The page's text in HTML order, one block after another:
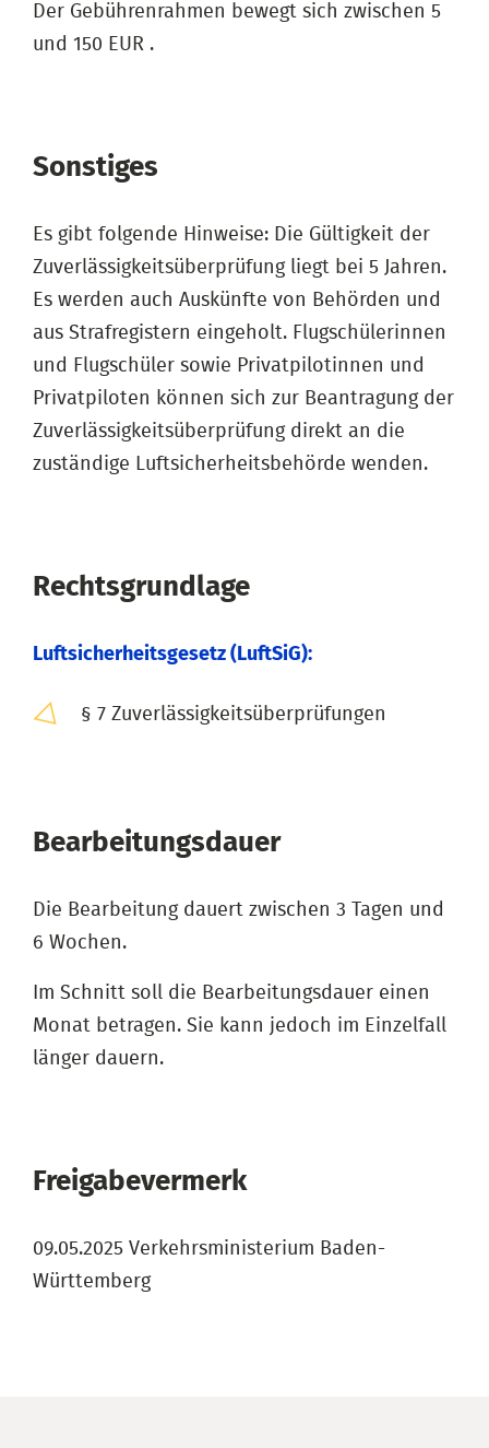
Der Gebührenrahmen bewegt sich zwischen 5
und 150 EUR .
Sonstiges
Es gibt folgende Hinweise: Die Gültigkeit der
Zuverlässigkeitsüberprüfung liegt bei 5 Jahren.
Es werden auch Auskünfte von Behörden und
aus Strafregistern eingeholt. Flugschülerinnen
und Flugschüler sowie Privatpilotinnen und
Privatpiloten können sich zur Beantragung der
Zuverlässigkeitsüberprüfung direkt an die
zuständige Luftsicherheitsbehörde wenden.
Rechtsgrundlage
Luftsicherheitsgesetz (LuftSiG):
§ 7 Zuverlässigkeitsüberprüfungen
Bearbeitungsdauer
Die Bearbeitung dauert zwischen 3 Tagen und
6 Wochen.
Im Schnitt soll die Bearbeitungsdauer einen
Monat betragen. Sie kann jedoch im Einzelfall
länger dauern.
Freigabevermerk
09.05.2025 Verkehrsministerium Baden-
Württemberg